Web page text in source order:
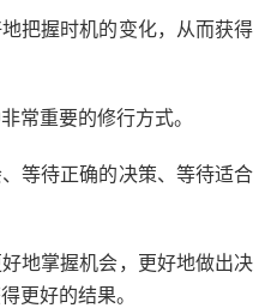
把握时机的变化，从而获得
常重要的修行方式。
等待正确的决策、等待适合
地掌握机会，更好地做出决
更好的结果。